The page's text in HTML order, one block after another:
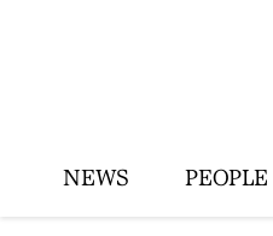
NEWS PEOPLE